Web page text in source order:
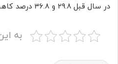
در سال قبل ۲۹.۸ و ۳۶.۸ درصد کاهش را نشان می‌دهد.
به